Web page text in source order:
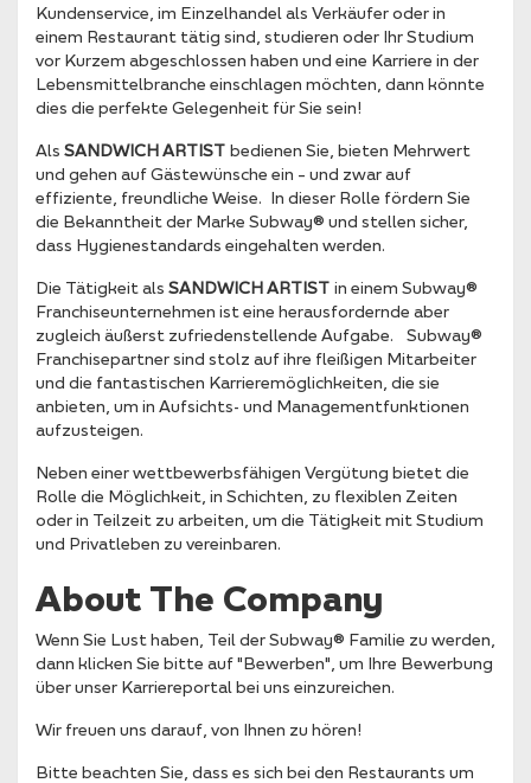
Kundenservice, im Einzelhandel als Verkäufer oder in
einem Restaurant tätig sind, studieren oder Ihr Studium
vor Kurzem abgeschlossen haben und eine Karriere in der
Lebensmittelbranche einschlagen möchten, dann könnte
dies die perfekte Gelegenheit für Sie sein!
Als SANDWICH ARTIST bedienen Sie, bieten Mehrwert
und gehen auf Gästewünsche ein – und zwar auf
effiziente, freundliche Weise. In dieser Rolle fördern Sie
die Bekanntheit der Marke Subway® und stellen sicher,
dass Hygienestandards eingehalten werden.
Die Tätigkeit als SANDWICH ARTIST in einem Subway®
Franchiseunternehmen ist eine herausfordernde aber
zugleich äußerst zufriedenstellende Aufgabe. Subway®
Franchisepartner sind stolz auf ihre fleißigen Mitarbeiter
und die fantastischen Karrieremöglichkeiten, die sie
anbieten, um in Aufsichts- und Managementfunktionen
aufzusteigen.
Neben einer wettbewerbsfähigen Vergütung bietet die
Rolle die Möglichkeit, in Schichten, zu flexiblen Zeiten
oder in Teilzeit zu arbeiten, um die Tätigkeit mit Studium
und Privatleben zu vereinbaren.
About The Company
Wenn Sie Lust haben, Teil der Subway® Familie zu werden,
dann klicken Sie bitte auf "Bewerben", um Ihre Bewerbung
über unser Karriereportal bei uns einzureichen.
Wir freuen uns darauf, von Ihnen zu hören!
Bitte beachten Sie, dass es sich bei den Restaurants um